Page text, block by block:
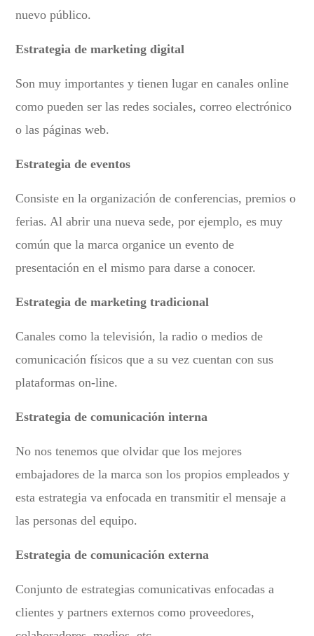
nuevo público.
Estrategia de marketing digital
Son muy importantes y tienen lugar en canales online
como pueden ser las redes sociales, correo electrónico
o las páginas web.
Estrategia de eventos
Consiste en la organización de conferencias, premios o
ferias. Al abrir una nueva sede, por ejemplo, es muy
común que la marca organice un evento de
presentación en el mismo para darse a conocer.
Estrategia de marketing tradicional
Canales como la televisión, la radio o medios de
comunicación físicos que a su vez cuentan con sus
plataformas on-line.
Estrategia de comunicación interna
No nos tenemos que olvidar que los mejores
embajadores de la marca son los propios empleados y
esta estrategia va enfocada en transmitir el mensaje a
las personas del equipo.
Estrategia de comunicación externa
Conjunto de estrategias comunicativas enfocadas a
clientes y partners externos como proveedores,